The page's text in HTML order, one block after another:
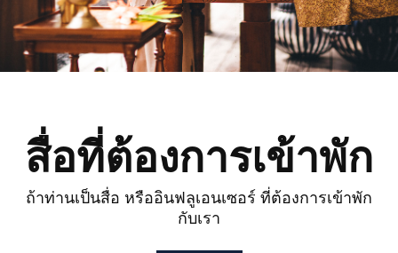
สื่อที่ต้องการเข้าพัก
ถ้าท่านเป็นสื่อ หรืออินฟลูเอนเซอร์ ที่ต้องการเข้าพัก
กับเรา